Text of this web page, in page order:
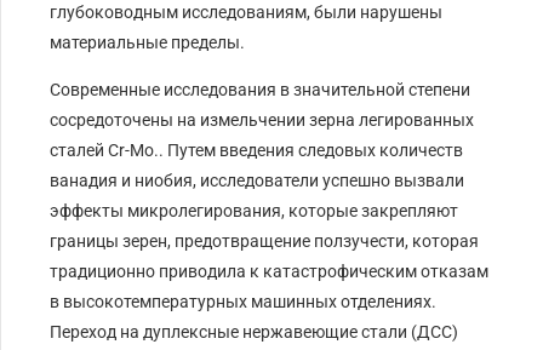
глубоководным исследованиям, были нарушены
материальные пределы.
Современные исследования в значительной степени
сосредоточены на измельчении зерна легированных
сталей Cr-Mo.. Путем введения следовых количеств
ванадия и ниобия, исследователи успешно вызвали
эффекты микролегирования, которые закрепляют
границы зерен, предотвращение ползучести, которая
традиционно приводила к катастрофическим отказам
в высокотемпературных машинных отделениях.
Переход на дуплексные нержавеющие стали (ДСС)